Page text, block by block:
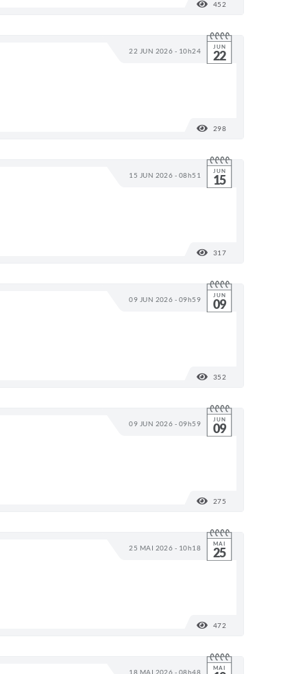
452
22 JUN 2026 - 10h24 JUN
22
298
15 JUN 2026 - 08h51 JUN
15
317
09 JUN 2026 - 09h59 JUN
09
352
09 JUN 2026 - 09h59 JUN
09
275
25 MAI 2026 - 10h18 MAI
25
472
18 MAI 2026 - 08h48 MAI